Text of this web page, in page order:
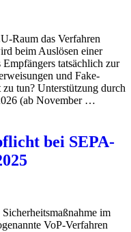
Raum das Verfahren
beim Auslösen einer
tatsächlich zur
und Fake-
tun? Unterstützung durch
(ab November …
bei SEPA-
im
VoP-Verfahren